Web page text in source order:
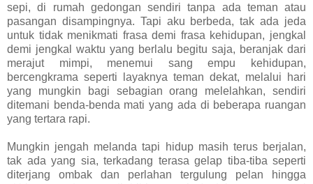
sepi, di rumah gedongan sendiri tanpa ada teman atau
pasangan disampingnya. Tapi aku berbeda, tak ada jeda
untuk tidak menikmati frasa demi frasa kehidupan, jengkal
demi jengkal waktu yang berlalu begitu saja, beranjak dari
merajut mimpi, menemui sang empu kehidupan,
bercengkrama seperti layaknya teman dekat, melalui hari
yang mungkin bagi sebagian orang melelahkan, sendiri
ditemani benda-benda mati yang ada di beberapa ruangan
yang tertara rapi.
Mungkin jengah melanda tapi hidup masih terus berjalan,
tak ada yang sia, terkadang terasa gelap tiba-tiba seperti
diterjang ombak dan perlahan tergulung pelan hingga